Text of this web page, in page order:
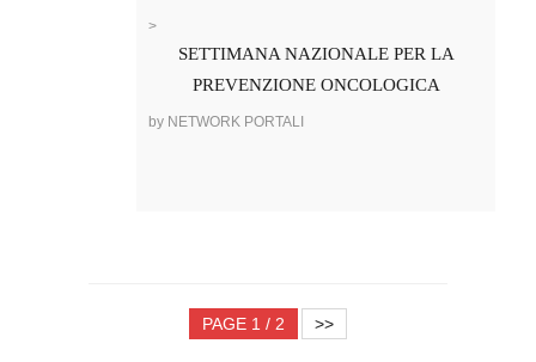
>
SETTIMANA NAZIONALE PER LA
PREVENZIONE ONCOLOGICA
by NETWORK PORTALI
PAGE 1 / 2 >>